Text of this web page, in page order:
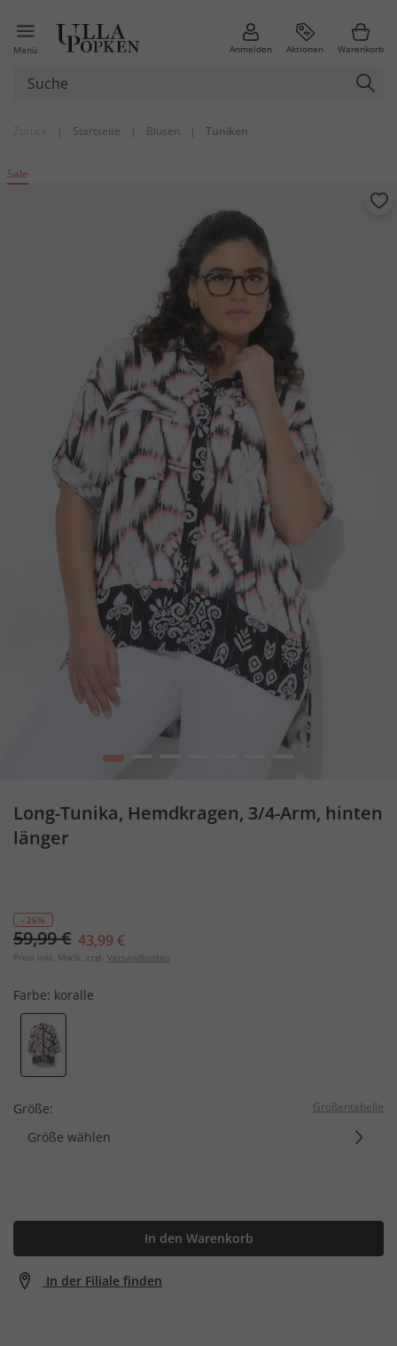
Menü Anmelden Aktionen Warenkorb
| Startseite | Blusen | Tuniken
Sale
1 2
Long-Tunika, Hemdkragen, 3/4-Arm, hinten
länger
- 26%
59,99 € 43,99 €
Preis inkl. MwSt. zzgl. Versandkosten
Farbe: koralle
Größe: Größentabelle
Größe wählen
In den Warenkorb
In der Filiale finden